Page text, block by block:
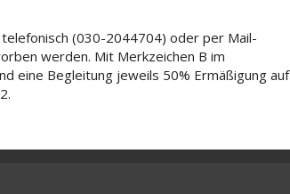
telefonisch (030-2044704) oder per Mail-
werden. Mit Merkzeichen B im
eine Begleitung jeweils 50% Ermäßigung auf